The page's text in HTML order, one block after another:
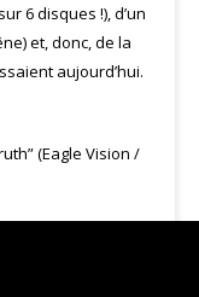
6 disques !), d’un
et, donc, de la
aujourd’hui.
(Eagle Vision /